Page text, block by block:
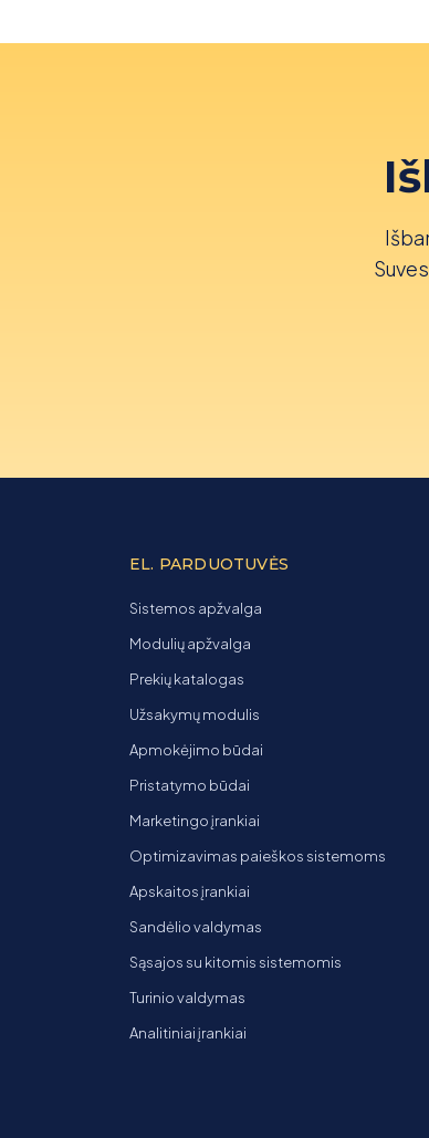
EL. PARDUOTUVĖS
Sistemos apžvalga
Modulių apžvalga
Prekių katalogas
Užsakymų modulis
Apmokėjimo būdai
Pristatymo būdai
Marketingo įrankiai
Optimizavimas paieškos sistemoms
Apskaitos įrankiai
Sandėlio valdymas
Sąsajos su kitomis sistemomis
Turinio valdymas
Analitiniai įrankiai